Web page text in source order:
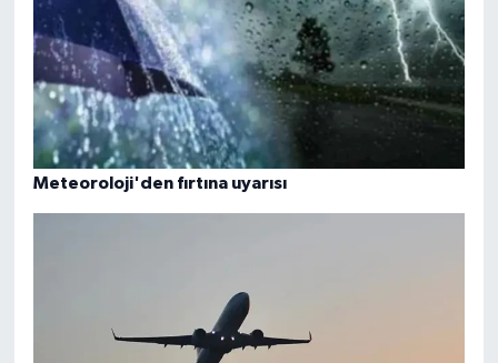
Meteoroloji'den fırtına uyarısı